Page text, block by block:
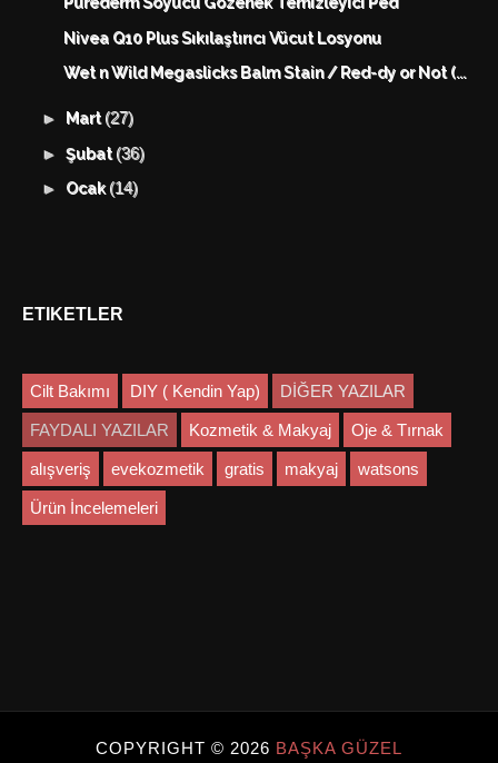
Nivea Q10 Plus Sıkılaştırıcı Vücut Losyonu
Wet n Wild Megaslicks Balm Stain / Red-dy or Not (...
► Mart(27)
►Şubat(36)
► Ocak(14)
ETIKETLER
Cilt Bakımı DIY ( Kendin Yap) DİĞER YAZILAR
FAYDALI YAZILAR Kozmetik & Makyaj Oje & Tırnak
alışveriş evekozmetik gratis makyaj watsons
Ürün İncelemeleri
COPYRIGHT © 2026 BAŞKA GÜZEL